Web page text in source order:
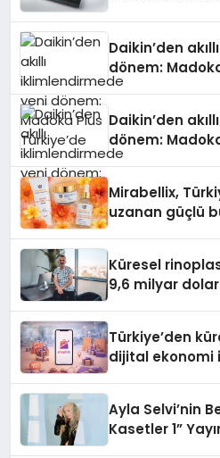
Daikin’den
dönem:
Daikin’den
dönem:
Mirabellix,
uzanan güçlü
Küresel
9,6 milyar
Türkiye’den
dijital ekonomi
Ayla Selvi’nin
Kasetler 1”